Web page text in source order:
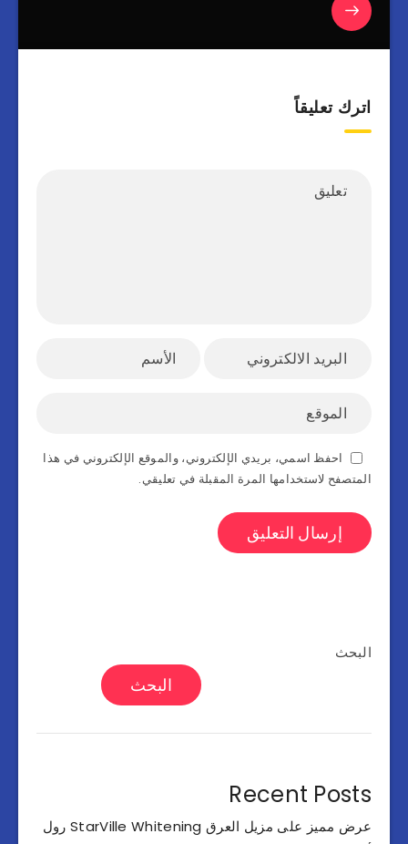
اترك تعليقاً
احفظ اسمي، بريدي الإلكتروني، والموقع الإلكتروني في هذا
المتصفح لاستخدامها المرة المقبلة في تعليقي.
البحث
البحث
Recent Posts
عرض مميز على مزيل العرق StarVille Whitening رول